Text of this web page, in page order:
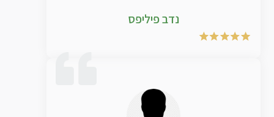
TMRG ועשיתי הכל כדי לנסות להשיג אותם
והצלחתי. רכשתי את הערכה של הבקבוק
במקביל עם הבקבוק אנאלאציה והשמנים, יחד
נדב פיליפס